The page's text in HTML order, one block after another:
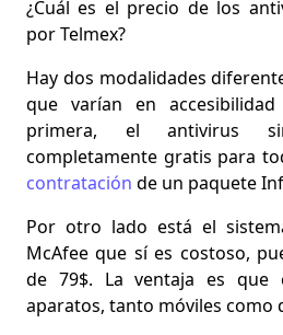
¿Cuál es el precio de los
por Telmex?
Hay dos modalidades
que varían en
primera, elantivirus
completamente gratis para
contratación de un paquete
Por otro lado está el
McAfee que sí es costoso,
de 79$. La ventaja es que
aparatos, tanto móviles como